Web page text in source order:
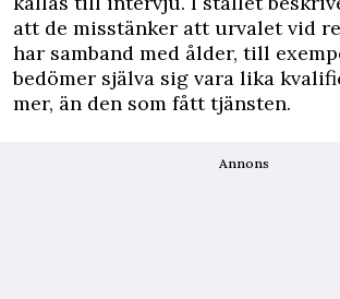
att de misstänker att urvalet vid
har samband med ålder, till
bedömer själva sig vara lika
mer, än den som fått tjänsten.
Annons